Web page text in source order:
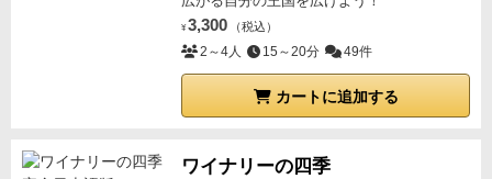
お子様が数字の順番や形を覚えるのにも
ードゲームです😊・数字カード … 48枚
ード … 4枚
が入っています😊
対象年齢は5歳～
2人～4人でプレイ時間は20分です🥳
¥ 3,300 （税込）
2～4人 15～20分 49件
カートに追加する
ワイナリーの四季